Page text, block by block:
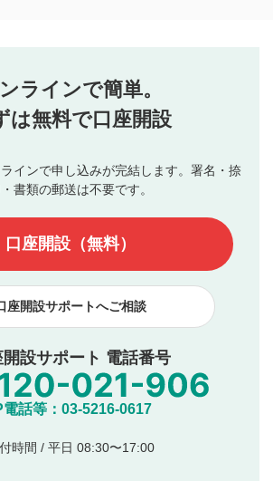
タン
と投稿できます。（お名前とコメント
。
同士、もしくは利用者と第三者間のトラ
じた損害に対して一切の責任を負いませ
トは当社にて審査のうえ、掲載となり
るまでに日数がかかる場合や掲載されない
せん。各動画コンテンツへの掲載をもっ
といたします。ご了承ください。
すると判断された投稿内容は、掲載を
がございます。
ンテンツとは無関係の内容の投稿
謗中傷や差別的表現投稿
に反する内容の投稿
所、電話番号など個人を特定できる情報の
トへの誘導や営利目的、広告・宣伝を目
利（商標、著作権、その他の知的財産
ラインで簡単。
は無料で口座開設
インで申し込みが完結します。署名・捺
書類の郵送は不要です。
口座開設（無料）
座開設サポートへご相談
開設サポート 電話番号
電話等：03-5216-0617
時間 / 平日 08:30〜17:00